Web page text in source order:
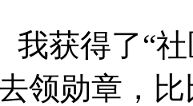
我获得了“
领勋章，